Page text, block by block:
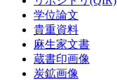
学位論文
貴重資料
麻生家文書
蔵書印画像
炭鉱画像